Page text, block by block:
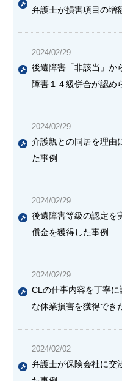
弁護士が損害項目の増
2024/02/29
後遺障害「非該当」か
障害１４級併合が認め
2024/02/29
介護親との同居を理由
た事例
2024/02/29
後遺障害等級の認定を
償金を獲得した事例
2024/02/29
CLの仕事内容を丁寧
な休業損害を獲得でき
2024/02/02
弁護士が保険会社に交